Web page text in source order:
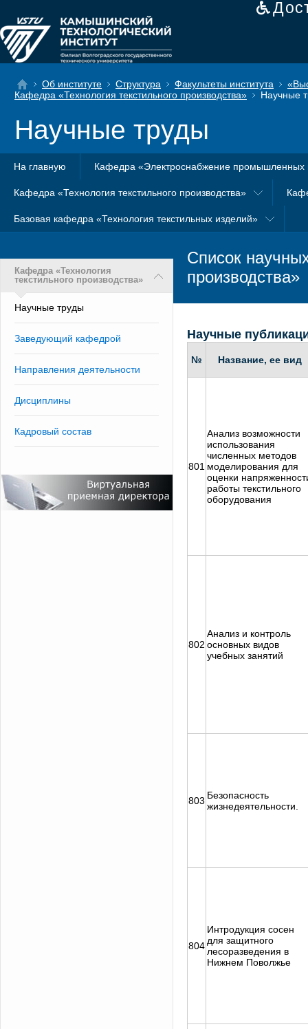
Об институте Структура Факультеты института
Кафедра «Технология текстильного производства»
Научные
Научные труды
На главную Кафедра «Электроснабжение промышленных
Кафедра «Технология текстильного производства»
Базовая кафедра «Технология текстильных изделий»
Кафедра «Технология
текстильного производства»
Научные труды
Заведующий кафедрой
Направления деятельности
Дисциплины
Кадровый состав
Список
производства»
Научные
№ Название, ее вид
801
Анализ возможности
использования
численных методов
моделирования для
оценки
работы текстильного
оборудования
802
Анализ и контроль
основных видов
учебных занятий
803 Безопасность
жизнедеятельности.
804
Интродукция сосен
для защитного
лесоразведения в
Нижнем Поволжье